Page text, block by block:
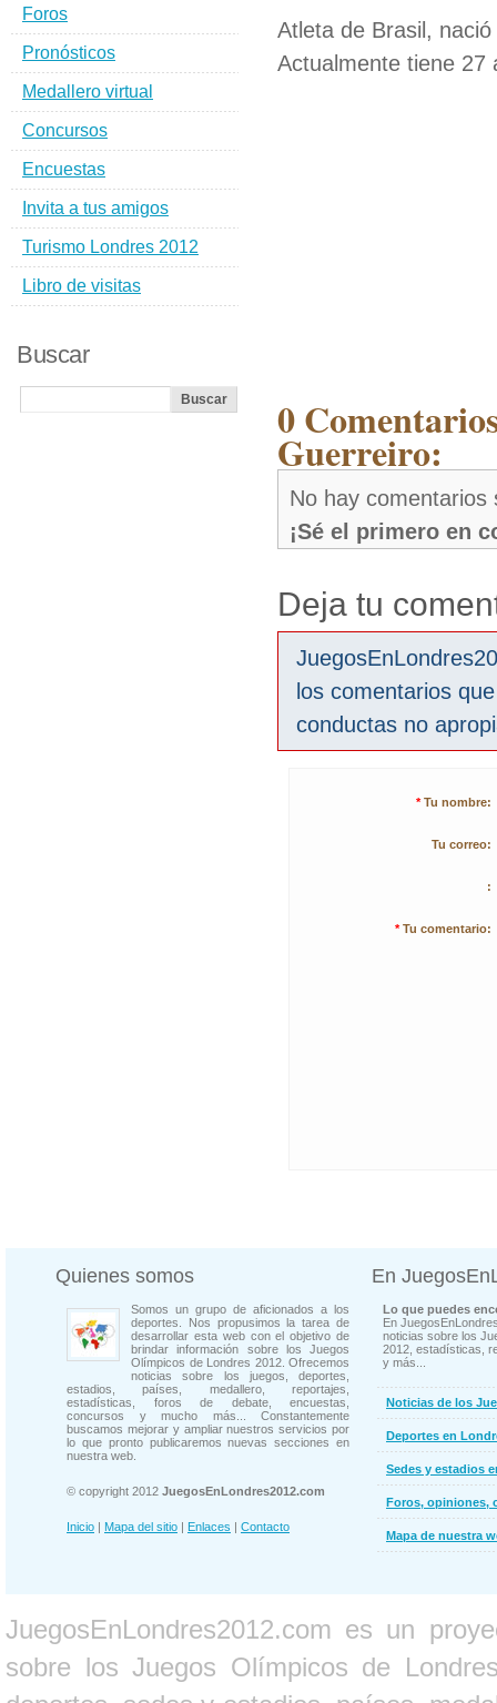
Atleta de Brasil,
Actualmente tiene 27
0
Guerreiro:
No hay comentarios
¡Sé el primero en
Deja tu
los comentarios
conductas no
* Tu nombre:
Tu correo:
:
* Tu comentario:
Foros
Pronósticos
Medallero virtual
Concursos
Encuestas
Invita a tus amigos
Turismo Londres 2012
Libro de visitas
Buscar
Quienes somos
Somos un grupo de aficionados a los
deportes. Nos propusimos la tarea de
desarrollar esta web con el objetivo de
brindar información sobre los Juegos
Olímpicos de Londres 2012. Ofrecemos
noticias sobre los juegos, deportes,
estadios, países, medallero, reportajes,
estadísticas, foros de debate, encuestas,
concursos y mucho más... Constantemente
buscamos mejorar y ampliar nuestros servicios por
lo que pronto publicaremos nuevas secciones en
nuestra web.
© copyright 2012 JuegosEnLondres2012.com
Inicio | Mapa del sitio | Enlaces | Contacto
En
Lo que puedes
En
noticias sobre los
2012, estadísticas,
y más...
Noticias de los
Deportes en
Sedes y estadios
Foros, opiniones,
Mapa de nuestra
JuegosEnLondres2012.com es un
sobre los Juegos Olímpicos de